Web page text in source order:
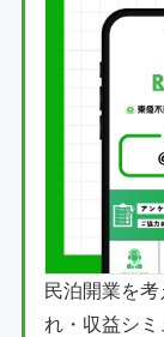
民泊開業を
れ・収益シ